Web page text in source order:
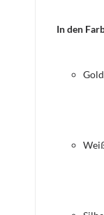
In den
Gold